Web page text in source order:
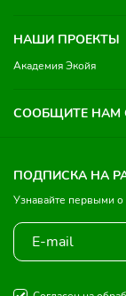
НАШИ ПРОЕКТЫ
Академия Экойя
СООБЩИТЕ НАМ
ПОДПИСКА НА
Узнавайте первыми